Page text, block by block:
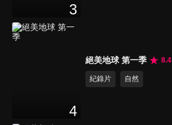
3
4
絕美地球 第一季 8.4
紀錄片 自然